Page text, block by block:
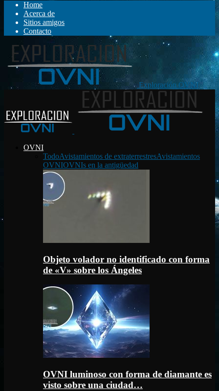
Home
Acerca de
Sitios amigos
Contacto
Exploración OVNI
OVNI
TodoAvistamientos de extraterrestresAvistamientos
OVNIOVNIs en la antigüedad
Objeto volador no identificado con forma
de «V» sobre los Ángeles
OVNI luminoso con forma de diamante es
visto sobre una ciudad…